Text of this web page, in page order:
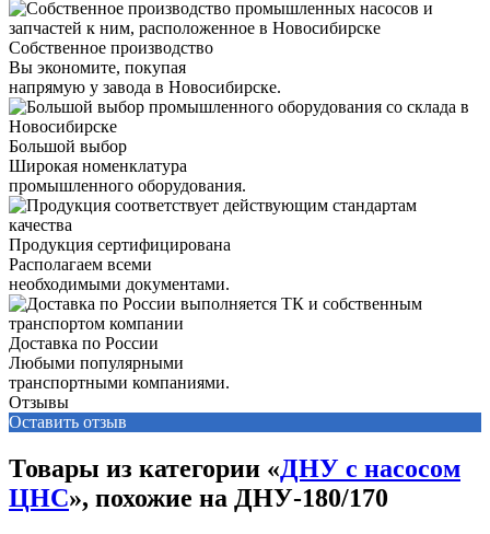
Собственное производство
Вы экономите, покупая
напрямую у завода в Новосибирске.
Большой выбор
Широкая номенклатура
промышленного оборудования.
Продукция сертифицирована
Располагаем всеми
необходимыми документами.
Доставка по России
Любыми популярными
транспортными компаниями.
Отзывы
Оставить отзыв
Товары из категории «ДНУ с насосом
ЦНС», похожие на ДНУ-180/170